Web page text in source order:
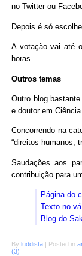
no Twitter ou
Depois é só
A votação vai até
horas.
Outros temas
Outro blog
e doutor em
Concorrendo na
“direitos humanos,
Saudações aos
contribuição para
Página do
Texto no
Blog do
By luddista Posted in
(3)